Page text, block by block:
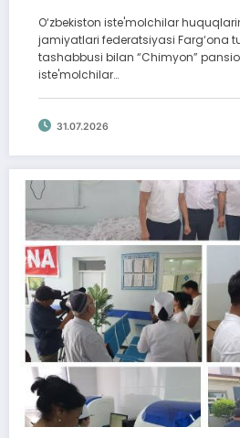
O‘zbekiston iste'molchilar
jamiyatlari federatsiyasi Farg‘ona
tashabbusi bilan “Chimyon”
iste'molchilar…
31.07.2026